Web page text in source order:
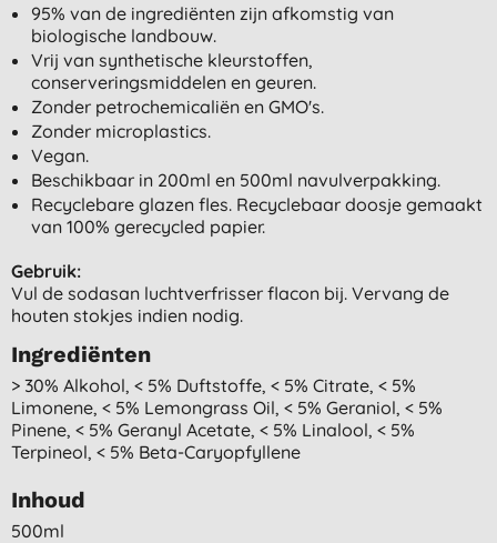
95% van de ingrediënten zijn afkomstig van
biologische landbouw.
Vrij van synthetische kleurstoffen,
conserveringsmiddelen en geuren.
Zonder petrochemicaliën en GMO's.
Zonder microplastics.
Vegan.
Beschikbaar in 200ml en 500ml navulverpakking.
Recyclebare glazen fles. Recyclebaar doosje gemaakt
van 100% gerecycled papier.
Gebruik:
Vul de sodasan luchtverfrisser flacon bij. Vervang de
houten stokjes indien nodig.
Ingrediënten
> 30% Alkohol, < 5% Duftstoffe, < 5% Citrate, < 5%
Limonene, < 5% Lemongrass Oil, < 5% Geraniol, < 5%
Pinene, < 5% Geranyl Acetate, < 5% Linalool, < 5%
Terpineol, < 5% Beta-Caryopfyllene
Inhoud
500ml